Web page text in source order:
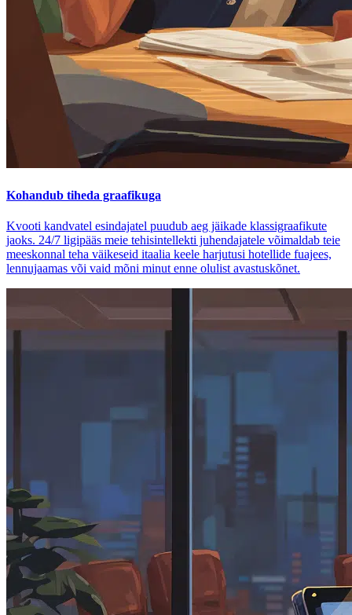
Kohandub tiheda graafikuga
Kvooti kandvatel esindajatel puudub aeg jäikade klassigraafikute
jaoks. 24/7 ligipääs meie tehisintellekti juhendajatele võimaldab teie
meeskonnal teha väikeseid itaalia keele harjutusi hotellide fuajees,
lennujaamas või vaid mõni minut enne olulist avastuskõnet.